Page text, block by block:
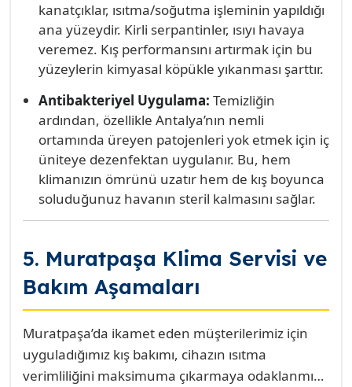
kanatçıklar, ısıtma/soğutma işleminin yapıldığı
ana yüzeydir. Kirli serpantinler, ısıyı havaya
veremez. Kış performansını artırmak için bu
yüzeylerin kimyasal köpükle yıkanması şarttır.
Antibakteriyel Uygulama: Temizliğin
ardından, özellikle Antalya’nın nemli
ortamında üreyen patojenleri yok etmek için iç
üniteye dezenfektan uygulanır. Bu, hem
klimanızın ömrünü uzatır hem de kış boyunca
soluduğunuz havanın steril kalmasını sağlar.
5. Muratpaşa Klima Servisi ve
Bakım Aşamaları
Muratpaşa’da ikamet eden müşterilerimiz için
uyguladığımız kış bakımı, cihazın ısıtma
verimliliğini maksimuma çıkarmaya odaklanmış,